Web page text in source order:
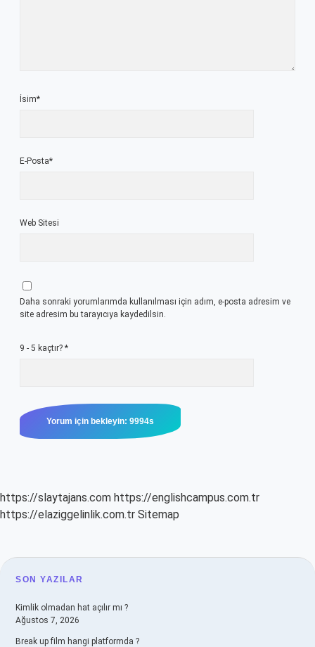
İsim*
E-Posta*
Web Sitesi
Daha sonraki yorumlarımda kullanılması için adım, e-posta adresim ve
site adresim bu tarayıcıya kaydedilsin.
9 - 5 kaçtır? *
https://slaytajans.com https://englishcampus.com.tr
https://elaziggelinlik.com.tr Sitemap
SIDEBAR
SON YAZILAR
Kimlik olmadan hat açılır mı ?
Ağustos 7, 2026
Break up film hangi platformda ?